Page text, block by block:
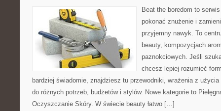
Beat the boredom to
pokonać znużenie i
przyjemny nawyk. To
beauty, kompozycjach
paznokciowych. Jeśli
chcesz lepiej rozumieć
bardziej świadomie, znajdziesz tu przewodniki, wrażenia z
do różnych potrzeb, budżetów i stylów. Nowe kategorie to
Oczyszczanie Skóry. W świecie beauty łatwo […]